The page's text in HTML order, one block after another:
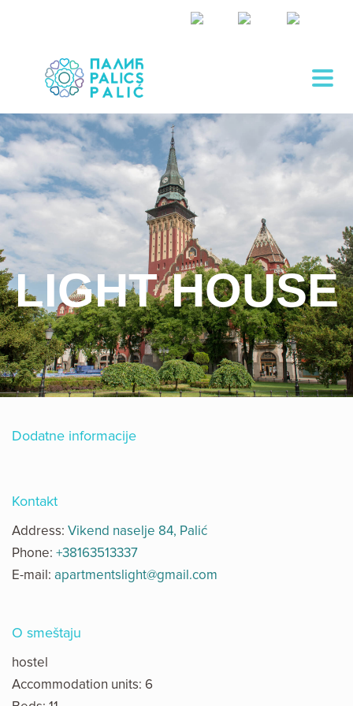
LIGHT HOUSE
Dodatne informacije
Kontakt
Address: Vikend naselje 84, Palić
Phone: +38163513337
E-mail: apartmentslight@gmail.com
O smeštaju
hostel
Accommodation units: 6